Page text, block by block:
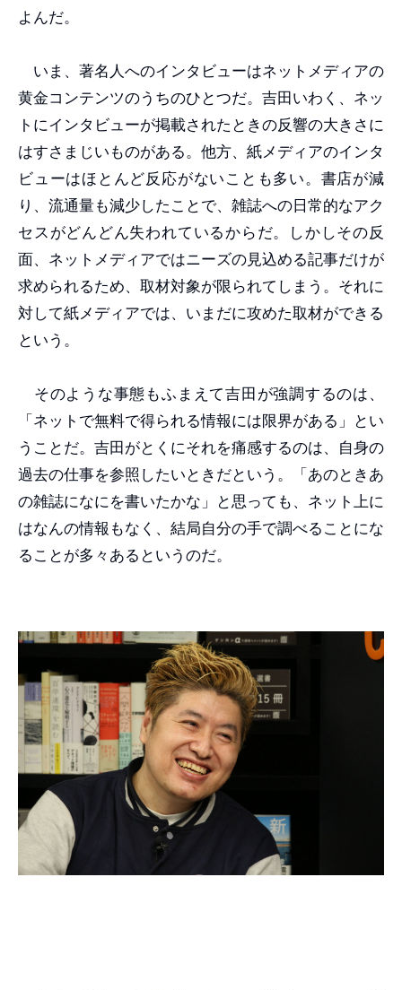
よんだ。
いま、著名人へのインタビューはネットメディアの
黄金コンテンツのうちのひとつだ。吉田いわく、ネッ
トにインタビューが掲載されたときの反響の大きさに
はすさまじいものがある。他方、紙メディアのインタ
ビューはほとんど反応がないことも多い。書店が減
り、流通量も減少したことで、雑誌への日常的なアク
セスがどんどん失われているからだ。しかしその反
面、ネットメディアではニーズの見込める記事だけが
求められるため、取材対象が限られてしまう。それに
対して紙メディアでは、いまだに攻めた取材ができる
という。
そのような事態もふまえて吉田が強調するのは、
「ネットで無料で得られる情報には限界がある」とい
うことだ。吉田がとくにそれを痛感するのは、自身の
過去の仕事を参照したいときだという。「あのときあ
の雑誌になにを書いたかな」と思っても、ネット上に
はなんの情報もなく、結局自分の手で調べることにな
ることが多々あるというのだ。